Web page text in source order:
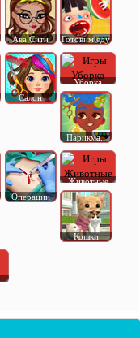
Ава Сити Готовим еду
Салон
Уборка
Парикма..
Операции
Животные
Кошки